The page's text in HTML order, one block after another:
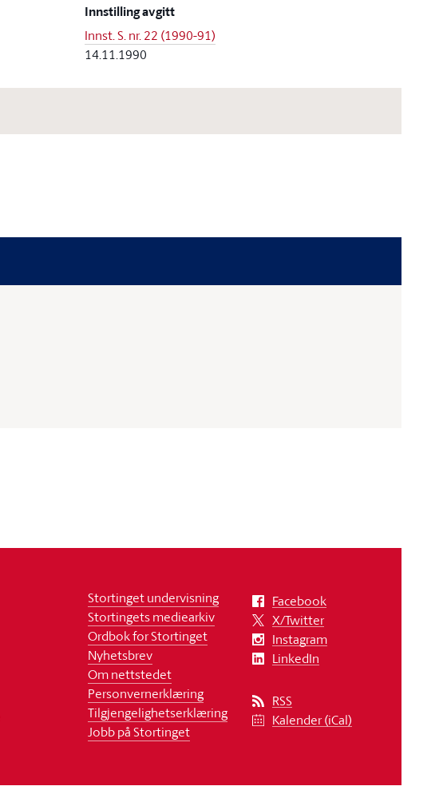
Innstilling avgitt
Innst. S. nr. 22 (1990-91)
14.11.1990
Stortinget undervisning
Stortingets mediearkiv
Ordbok for Stortinget
Nyhetsbrev
Om nettstedet
Personvernerklæring
Tilgjengelighetserklæring
Jobb på Stortinget
Facebook
X/Twitter
Instagram
LinkedIn
RSS
Kalender (iCal)